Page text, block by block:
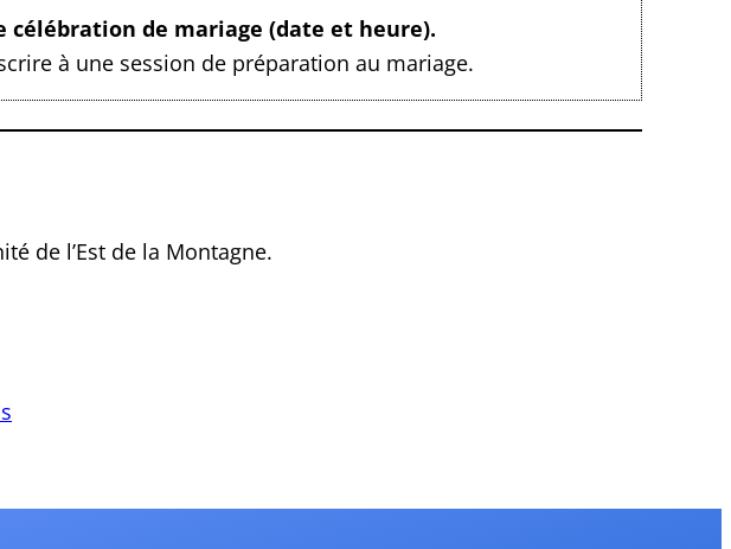
célébration de mariage (date et heure).
à une session de préparation au mariage.
de l’Est de la Montagne.